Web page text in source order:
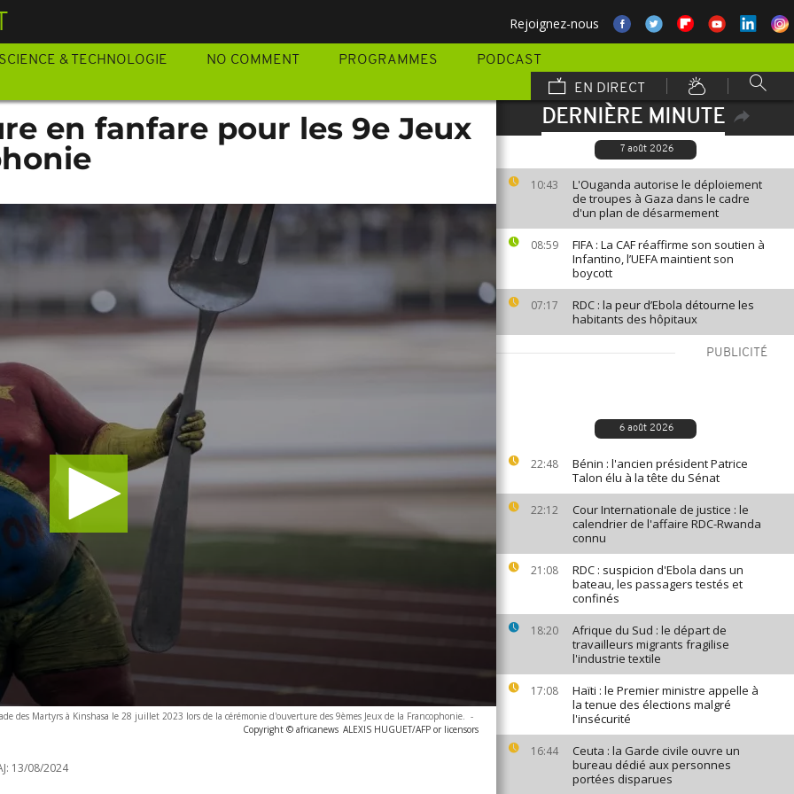
Rejoignez-nous
SCIENCE & TECHNOLOGIE NO COMMENT PROGRAMMES
PODCAST
EN DIRECT
DERNIÈRE MINUTE
7 août 2026
10:43
L'Ouganda autorise le déploiement
de troupes à Gaza dans le cadre
d'un plan de désarmement
08:59
FIFA : La CAF réaffirme son soutien à
Infantino, l’UEFA maintient son
boycott
07:17
RDC : la peur d’Ebola détourne les
habitants des hôpitaux
PUBLICITÉ
6 août 2026
22:48
Bénin : l'ancien président Patrice
Talon élu à la tête du Sénat
22:12
Cour Internationale de justice : le
calendrier de l'affaire RDC-Rwanda
connu
21:08
RDC : suspicion d'Ebola dans un
bateau, les passagers testés et
confinés
18:20
Afrique du Sud : le départ de
travailleurs migrants fragilise
l'industrie textile
17:08
Haïti : le Premier ministre appelle à
la tenue des élections malgré
l'insécurité
16:44
Ceuta : la Garde civile ouvre un
bureau dédié aux personnes
portées disparues
en fanfare pour les 9e Jeux
des Martyrs à Kinshasa le 28 juillet 2023 lors de la cérémonie d'ouverture des 9èmes Jeux de la Francophonie. -
Copyright © africanews ALEXIS HUGUET/AFP or licensors
13/08/2024